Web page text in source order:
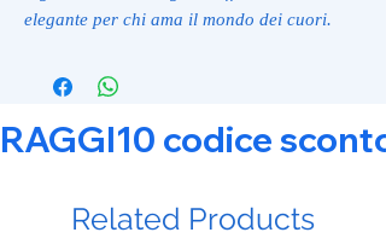
elegante per chi ama il mondo dei cuori.
RAGGI10 codice
Related Products